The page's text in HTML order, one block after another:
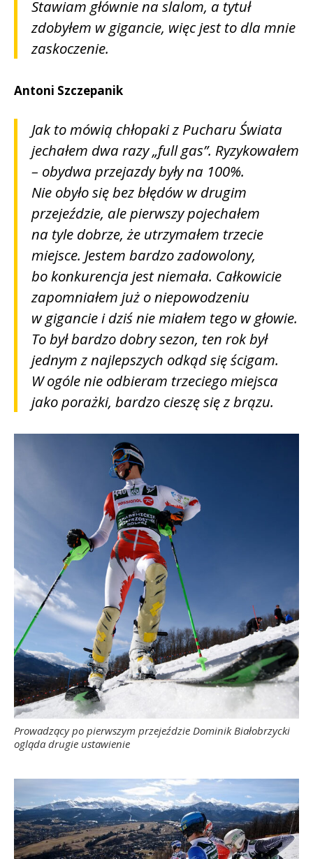
Stawiam głównie na slalom, a tytuł
zdobyłem w gigancie, więc jest to dla mnie
zaskoczenie.
Antoni Szczepanik
Jak to mówią chłopaki z Pucharu Świata
jechałem dwa razy „full gas”. Ryzykowałem
– obydwa przejazdy były na 100%.
Nie obyło się bez błędów w drugim
przejeździe, ale pierwszy pojechałem
na tyle dobrze, że utrzymałem trzecie
miejsce. Jestem bardzo zadowolony,
bo konkurencja jest niemała. Całkowicie
zapomniałem już o niepowodzeniu
w gigancie i dziś nie miałem tego w głowie.
To był bardzo dobry sezon, ten rok był
jednym z najlepszych odkąd się ścigam.
W ogóle nie odbieram trzeciego miejsca
jako porażki, bardzo cieszę się z brązu.
Prowadzący po pierwszym przejeździe Dominik Białobrzycki
ogląda drugie ustawienie